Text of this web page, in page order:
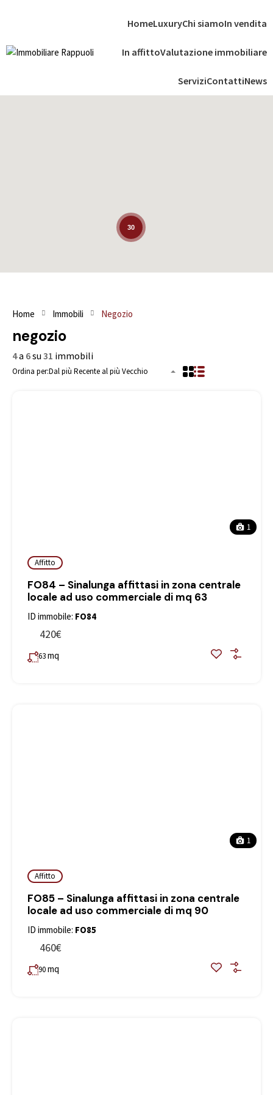
HomeLuxuryChi siamoIn vendita
In affittoValutazione immobiliare
ServiziContattiNews
30
Home Immobili Negozio
negozio
4a 6su 31 immobili
Ordina per:Dal più Recente al più Vecchio
1
Affitto
FO84 – Sinalunga affittasi in zona centrale
locale ad uso commerciale di mq 63
ID immobile: FO84
420€
63mq
1
Affitto
FO85 – Sinalunga affittasi in zona centrale
locale ad uso commerciale di mq 90
ID immobile: FO85
460€
90mq